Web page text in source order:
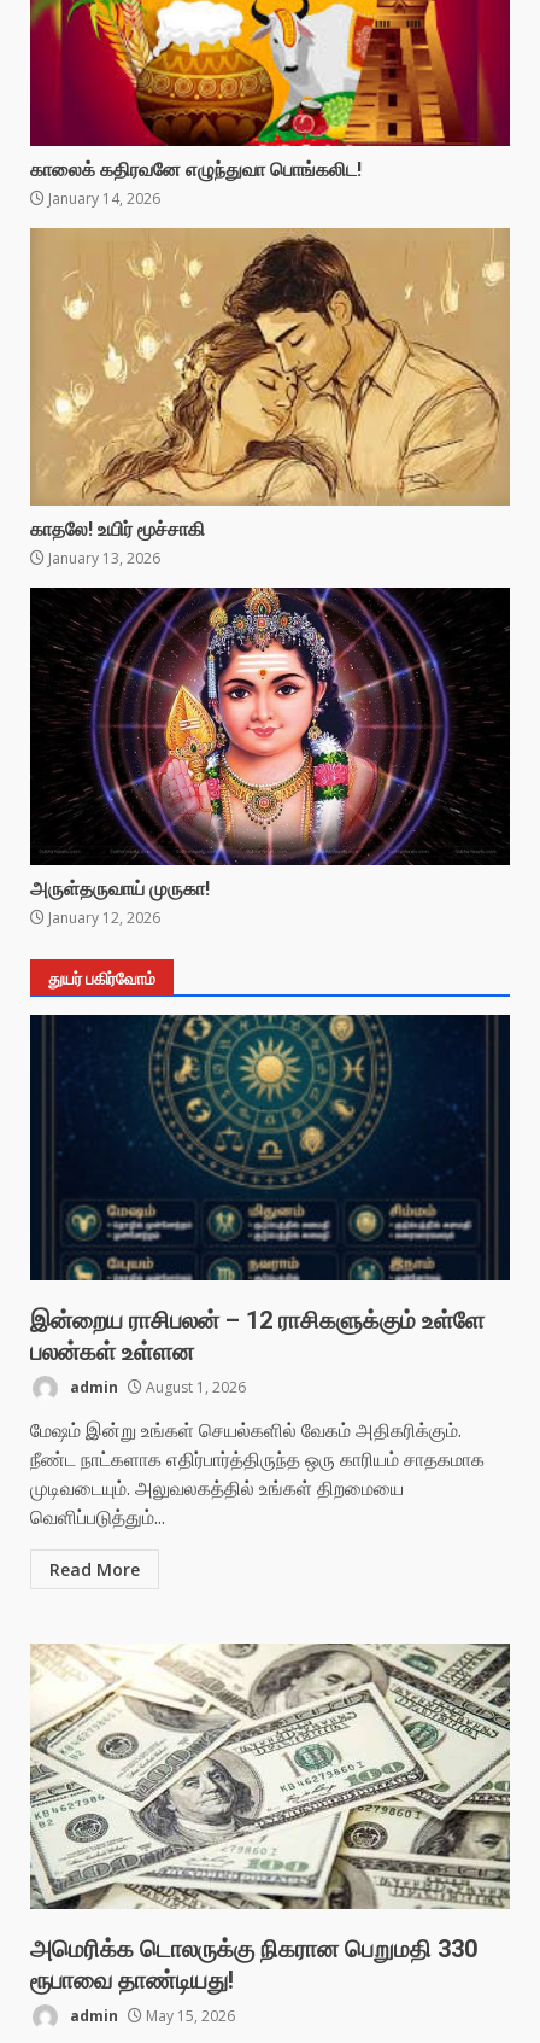
காலைக் கதிரவனே எழுந்துவா பொங்கலிட!
January 14, 2026
காதலே! உயிர் மூச்சாகி
January 13, 2026
அருள்தருவாய் முருகா!
January 12, 2026
துயர் பகிர்வோம்
இன்றைய ராசிபலன் – 12 ராசிகளுக்கும் உள்ளே
பலன்கள் உள்ளன
admin August 1, 2026
மேஷம் இன்று உங்கள் செயல்களில் வேகம் அதிகரிக்கும்.
நீண்ட நாட்களாக எதிர்பார்த்திருந்த ஒரு காரியம் சாதகமாக
முடிவடையும். அலுவலகத்தில் உங்கள் திறமையை
வெளிப்படுத்தும்...
Read More
அமெரிக்க டொலருக்கு நிகரான பெறுமதி 330
ரூபாவை தாண்டியது!
admin May 15, 2026